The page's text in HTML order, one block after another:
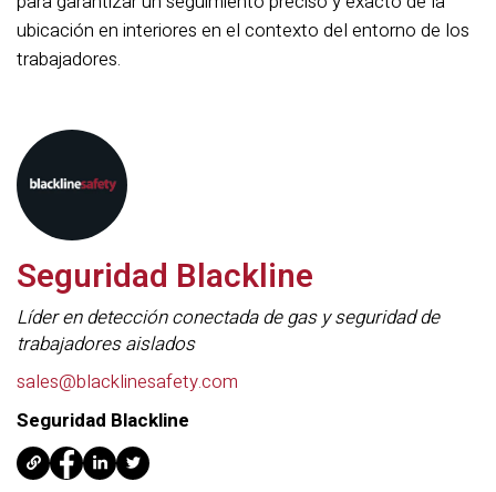
ubicación en interiores en el contexto del entorno de los
trabajadores.
Seguridad Blackline
Líder en detección conectada de gas y seguridad de
trabajadores aislados
sales@blacklinesafety.com
Seguridad Blackline